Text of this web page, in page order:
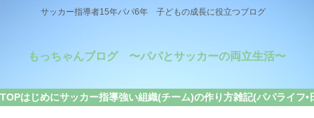
サッカー指導者15年パパ6年 子どもの成長に役立つブログ
もっちゃんブログ 〜パパとサッカーの両立生活〜
TOPはじめにサッカー指導強い組織(チーム)の作り方雑記(パパライフ•